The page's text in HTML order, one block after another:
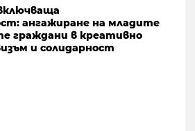
ангажиране на младите
граждани в креативно
и солидарност